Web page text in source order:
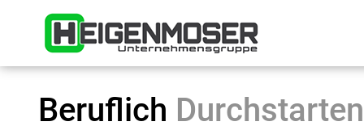
Beruflich